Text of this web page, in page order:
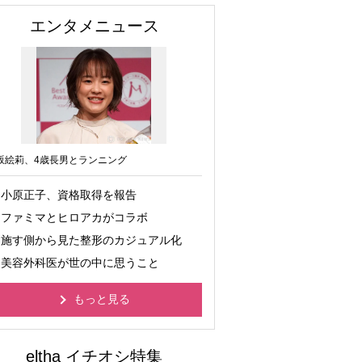
エンタメニュース
絵莉、4歳長男とランニング
小原正子、資格取得を報告
ファミマとヒロアカがコラボ
施す側から見た整形のカジュアル化
美容外科医が世の中に思うこと
もっと見る